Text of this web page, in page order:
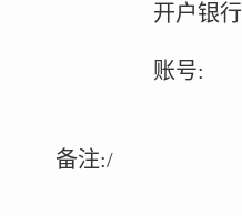
开户银行
账号:
备注:/